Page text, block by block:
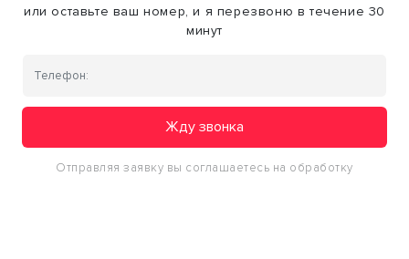
или оставьте ваш номер, и я перезвоню в течение 30
минут
Жду звонка
Отправляя заявку вы соглашаетесь на обработку